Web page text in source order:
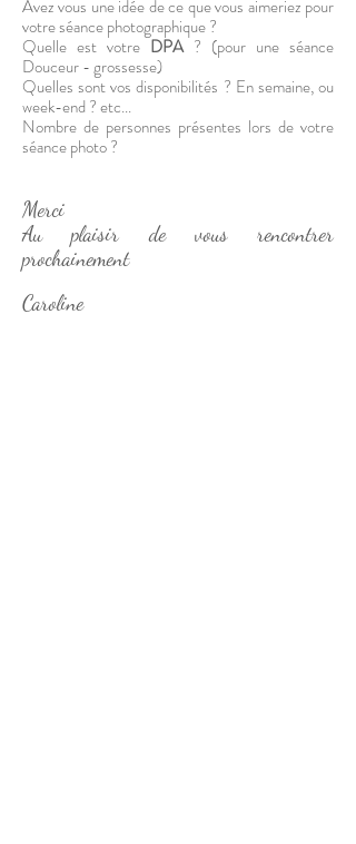
Avez vous une idée de ce que vous aimeriez pour
votre séance photographique ?
Quelle est votre DPA? (pour une séance
Douceur - grossesse)
Quelles sont vos disponibilités ? En semaine, ou
week-end ?etc...
Nombre de personnes présentes lors de votre
séance photo ?
Merci
Au plaisir de vous rencontrer
prochainement
Caroline